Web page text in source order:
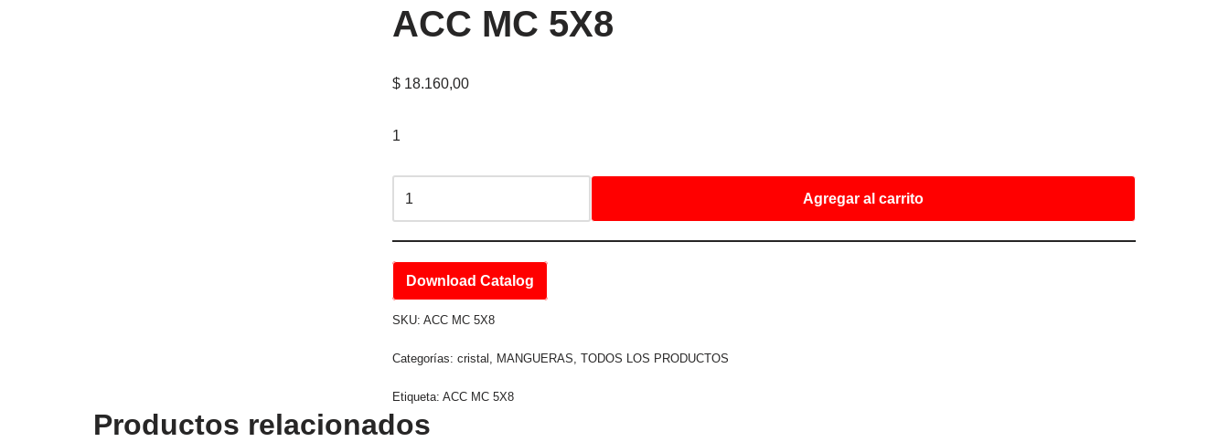
ACC MC 5X8
$18.160,00
1
Agregar al carrito
Download Catalog
SKU: ACC MC 5X8
Categorías: cristal , MANGUERAS, TODOS LOS PRODUCTOS
Etiqueta: ACC MC 5X8
Productos relacionados